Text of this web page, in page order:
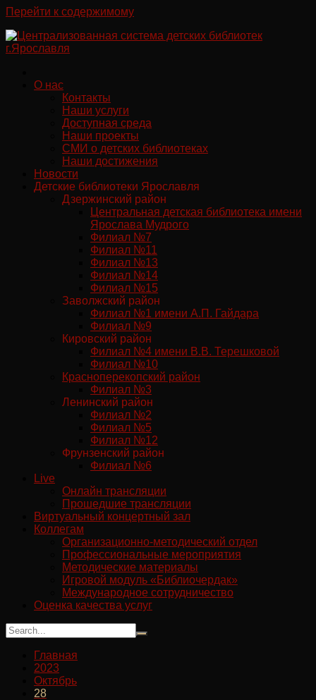
Перейти к содержимому
О нас
Контакты
Наши услуги
Доступная среда
Наши проекты
СМИ о детских библиотеках
Наши достижения
Новости
Детские библиотеки Ярославля
Дзержинский район
Центральная детская библиотека имени
Ярослава Мудрого
Филиал №7
Филиал №11
Филиал №13
Филиал №14
Филиал №15
Заволжский район
Филиал №1 имени А.П. Гайдара
Филиал №9
Кировский район
Филиал №4 имени В.В. Терешковой
Филиал №10
Красноперекопский район
Филиал №3
Ленинский район
Филиал №2
Филиал №5
Филиал №12
Фрунзенский район
Филиал №6
Live
Онлайн трансляции
Прошедшие трансляции
Виртуальный концертный зал
Коллегам
Организационно-методический отдел
Профессиональные мероприятия
Методические материалы
Игровой модуль «Библиочердак»
Международное сотрудничество
Оценка качества услуг
Главная
2023
Октябрь
28